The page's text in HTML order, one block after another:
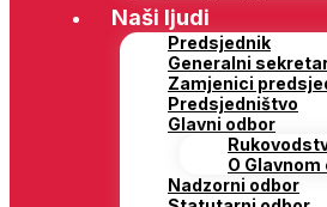
Naši ljudi
Predsjednik
Generalni
Zamjenici
Predsjedništvo
Glavni odbor
O Glavnom
Nadzorni odbor